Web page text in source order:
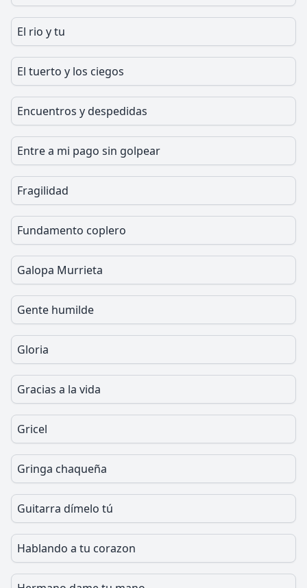
El rio y tu
El tuerto y los ciegos
Encuentros y despedidas
Entre a mi pago sin golpear
Fragilidad
Fundamento coplero
Galopa Murrieta
Gente humilde
Gloria
Gracias a la vida
Gricel
Gringa chaqueña
Guitarra dímelo tú
Hablando a tu corazon